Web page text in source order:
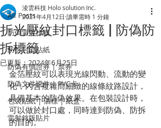
All Posts
防偽雷射標籤
​防拆封口貼紙
防偽有價證券 | 票券
防偽文件證件 | PVC卡
包裝貼紙 | 酒標 | 紙盒
雷射銘版貼片
折光壓紋封口標籤 | 防偽防
拆標籤
淩雲科技 Holo solution Inc.
2021年4月12日 讀畢需時 1 分鐘
已更新：2024年6月25日
金箔壓紋可以表現光線閃動、流動的變
化，內含複雜而細緻的線條紋路設計，
具備基本的防偽效果。在包裝設計時，
可以做於封口處，同時達到防偽、防拆
的目的。